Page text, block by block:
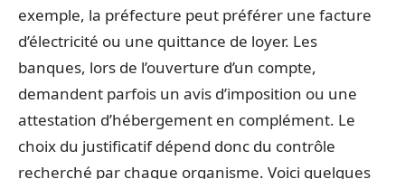
exemple, la préfecture peut préférer une facture
d’électricité ou une quittance de loyer. Les
banques, lors de l’ouverture d’un compte,
demandent parfois un avis d’imposition ou une
attestation d’hébergement en complément. Le
choix du justificatif dépend donc du contrôle
recherché par chaque organisme. Voici quelques